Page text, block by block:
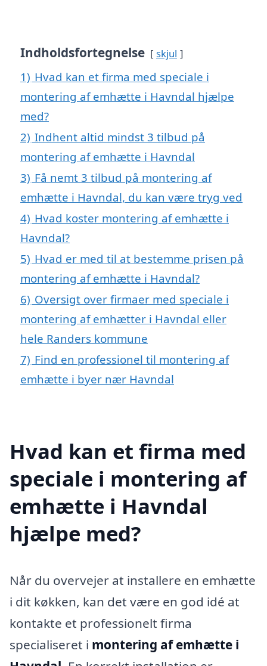
Indholdsfortegnelse skjul
1) Hvad kan et firma med speciale i
montering af emhætte i Havndal hjælpe
med?
2) Indhent altid mindst 3 tilbud på
montering af emhætte i Havndal
3) Få nemt 3 tilbud på montering af
emhætte i Havndal, du kan være tryg ved
4) Hvad koster montering af emhætte i
Havndal?
5) Hvad er med til at bestemme prisen på
montering af emhætte i Havndal?
6) Oversigt over firmaer med speciale i
montering af emhætter i Havndal eller
hele Randers kommune
7) Find en professionel til montering af
emhætte i byer nær Havndal
Hvad kan et firma med
speciale i montering af
emhætte i Havndal
hjælpe med?
Når du overvejer at installere en emhætte
i dit køkken, kan det være en god idé at
kontakte et professionelt firma
specialiseret i montering af emhætte i